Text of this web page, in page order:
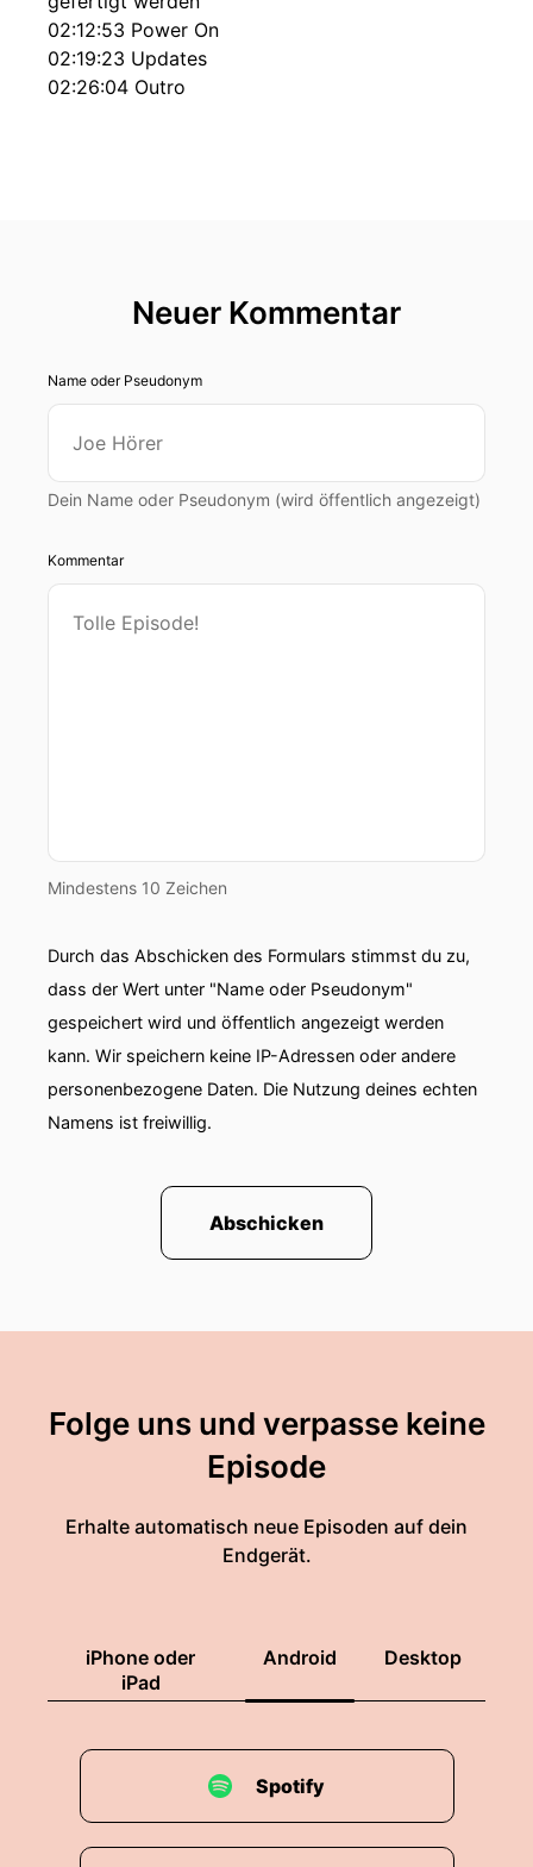
02:12:53 Power On
02:19:23 Updates
02:26:04 Outro
Neuer Kommentar
Name oder Pseudonym
Dein Name oder Pseudonym (wird öffentlich angezeigt)
Kommentar
Mindestens 10 Zeichen
Durch das Abschicken des Formulars stimmst du zu,
dass der Wert unter "Name oder Pseudonym"
gespeichert wird und öffentlich angezeigt werden
kann. Wir speichern keine IP-Adressen oder andere
personenbezogene Daten. Die Nutzung deines echten
Namens ist freiwillig.
Abschicken
Folge uns und verpasse keine
Episode
Erhalte automatisch neue Episoden auf dein
Endgerät.
iPhone oder
iPad
Android Desktop
Spotify